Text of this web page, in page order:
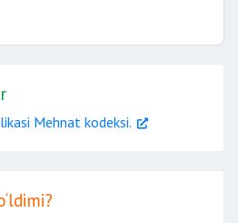
Mehnat kodeksi.